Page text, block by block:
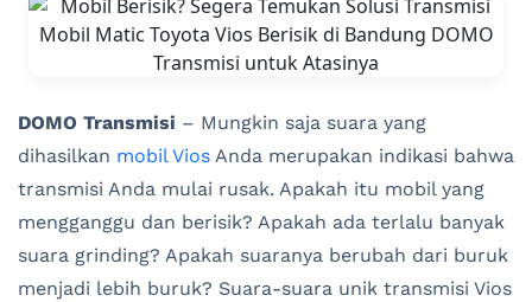
DOMO Transmisi – Mungkin saja suara yang
dihasilkan mobil Vios Anda merupakan indikasi bahwa
transmisi Anda mulai rusak. Apakah itu mobil yang
mengganggu dan berisik? Apakah ada terlalu banyak
suara grinding? Apakah suaranya berubah dari buruk
menjadi lebih buruk? Suara-suara unik transmisi Vios